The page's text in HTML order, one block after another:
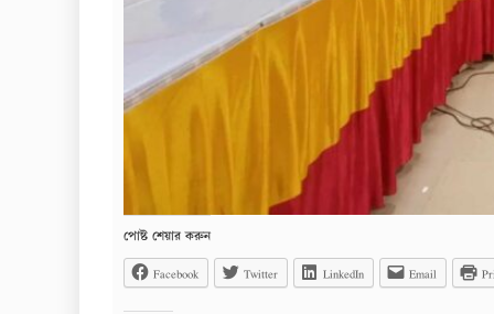
পোষ্ট শেয়ার করুন
Facebook
Twitter LinkedIn Email